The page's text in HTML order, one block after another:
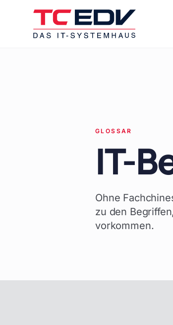
GLOSSAR
IT-
Ohne
zu den
vorkommen.